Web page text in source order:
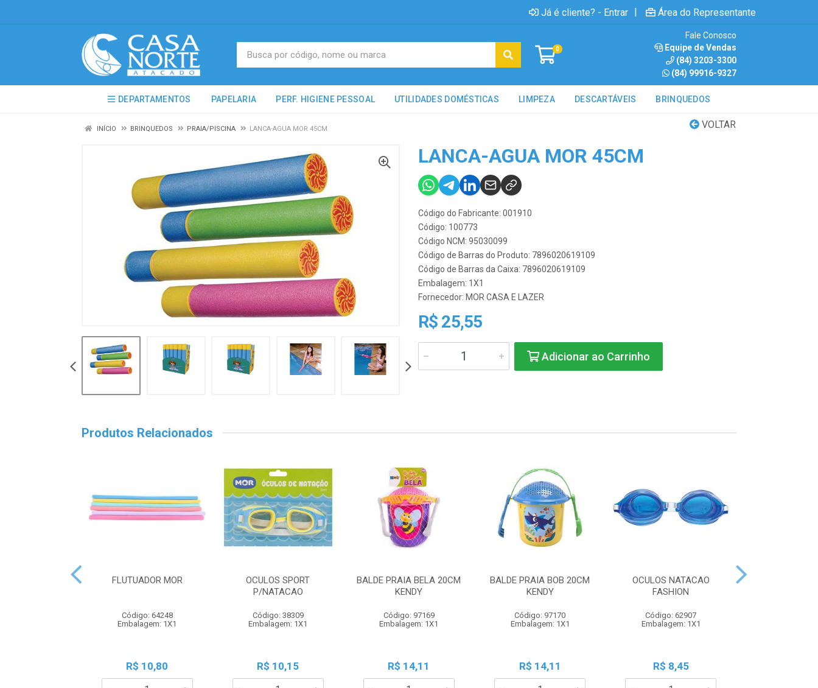
Já é cliente? - Entrar | Área do Representante
0
Fale Conosco
Equipe de Vendas
(84) 3203-3300
(84) 99916-9327
DEPARTAMENTOS PAPELARIA PERF. HIGIENE PESSOAL UTILIDADES DOMÉSTICAS LIMPEZA DESCARTÁVEIS BRINQUEDOS
VOLTAR
INÍCIO BRINQUEDOS PRAIA/PISCINA LANCA-AGUA MOR 45CM
LANCA-AGUA MOR 45CM
Código do Fabricante: 001910
Código: 100773
Código NCM: 95030099
Código de Barras do Produto: 7896020619109
Código de Barras da Caixa: 7896020619109
Embalagem: 1X1
Fornecedor: MOR CASA E LAZER
R$ 25,55
Adicionar ao Carrinho
Produtos Relacionados
FLUTUADOR MOR
Código: 64248
Embalagem: 1X1
R$ 10,80
OCULOS SPORT
P/NATACAO
Código: 38309
Embalagem: 1X1
R$ 10,15
BALDE PRAIA BELA 20CM
KENDY
Código: 97169
Embalagem: 1X1
R$ 14,11
BALDE PRAIA BOB 20CM
KENDY
Código: 97170
Embalagem: 1X1
R$ 14,11
OCULOS NATACAO
FASHION
Código: 62907
Embalagem: 1X1
R$ 8,45